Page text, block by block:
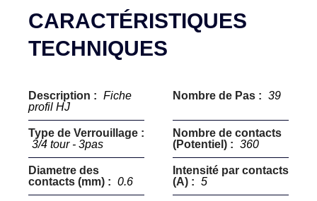
CARACTÉRISTIQUES
TECHNIQUES
Description : Fiche
profil HJ
Nombre de Pas : 39
Type de Verrouillage :
3/4 tour - 3pas
Nombre de contacts
(Potentiel) : 360
Diametre des
contacts (mm) : 0.6
Intensité par contacts
(A) : 5